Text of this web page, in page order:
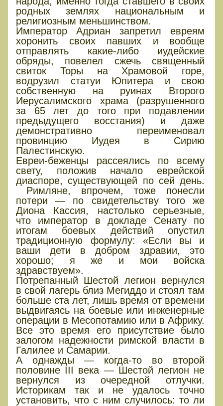
родных землях национальным и
религиозным меньшинством.
Император Адриан запретил евреям
хоронить своих павших и вообще
отправлять какие-либо иудейские
обряды, повелел сжечь священный
свиток Торы на Храмовой горе,
водрузил статуи Юпитера и свою
собственную на руинах Второго
Иерусалимского храма (разрушенного
за 65 лет до того при подавлении
предыдущего восстания) и даже
демонстративно переименовал
провинцию Иудея в Сирию
Палестинскую.
Евреи-беженцы рассеялись по всему
свету, положив начало еврейской
диаспоре, существующей по сей день.
Римляне, впрочем, тоже понесли
потери — по свидетельству того же
Диона Кассия, настолько серьезные,
что император в докладе Сенату по
итогам боевых действий опустил
традиционную формулу: «Если вы и
ваши дети в добром здравии, это
хорошо; я же и мои войска
здравствуем».
Потрепанный Шестой легион вернулся
в свой лагерь близ Мегиддо и стоял там
больше ста лет, лишь время от времени
выдвигаясь на боевые или инженерные
операции в Месопотамию или в Африку.
Все это время его присутствие было
залогом надежности римской власти в
Галилее и Самарии.
А однажды — когда-то во второй
половине III века — Шестой легион не
вернулся из очередной отлучки.
Историкам так и не удалось точно
установить, что с ним случилось: то ли